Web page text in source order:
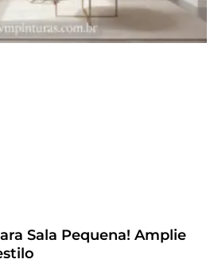
Sala Pequena! Amplie